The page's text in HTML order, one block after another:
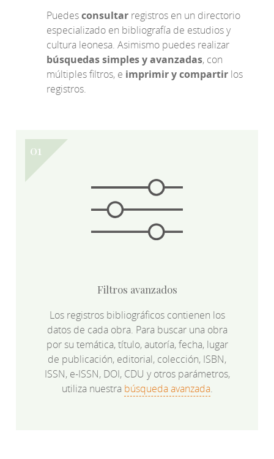
Puedesconsultar registros en un directorio
especializado en bibliografía de estudios y
cultura leonesa. Asimismo puedes realizar
búsquedas simples y avanzadas, con
múltiples filtros, e imprimir y compartir los
registros.
Filtros avanzados
Los registros bibliográficos contienen los
datos de cada obra. Para buscar una obra
por su temática, título, autoría, fecha, lugar
de publicación, editorial, colección, ISBN,
ISSN, e-ISSN, DOI, CDU y otros parámetros,
utiliza nuestra búsqueda avanzada.